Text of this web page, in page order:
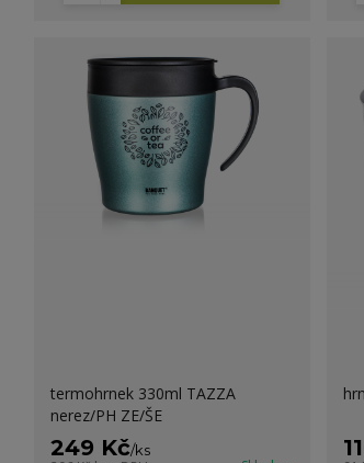
termohrnek 330ml TAZZA
nerez/PH ZE/ŠE
249 Kč/ks